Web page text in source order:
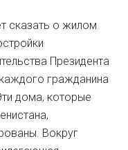
сказать о жилом
Президента
гражданина
дома, которые
Вокруг